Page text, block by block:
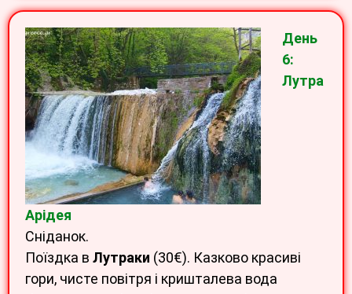
День
6:
Лутра
Арідея
Сніданок.
Поїздка в Лутраки (30€). Казково красиві
гори, чисте повітря і кришталева вода